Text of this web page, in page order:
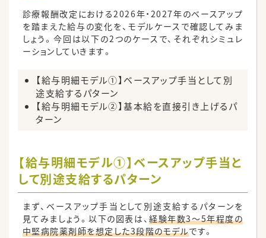
診療報酬改定における2026年・2027年のベースアップ
を踏まえた給与の変化を、モデルケースで確認してみま
しょう。今回は以下の2つのケースで、それぞれシミュレ
ーションしていきます。
【給与明細モデル①】ベースアップ手当として別
途支給するパターン
【給与明細モデル②】基本給を直接引き上げるパ
ターン
【給与明細モデル①】ベースアップ手当と
して別途支給するパターン
まず、ベースアップ手当として別途支給するパターンを
見てみましょう。以下の図表は、経験年数3～5年程度の
中堅病院薬剤師を想定した3段階のモデルです。